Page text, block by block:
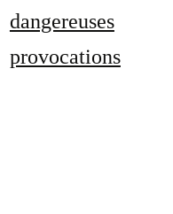
dangereuses
provocations